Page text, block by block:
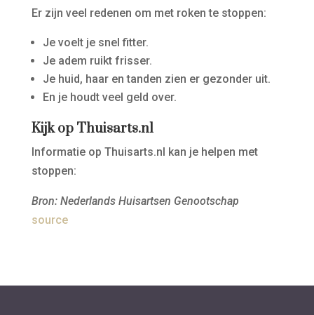
Er zijn veel redenen om met roken te stoppen:
Je voelt je snel fitter.
Je adem ruikt frisser.
Je huid, haar en tanden zien er gezonder uit.
En je houdt veel geld over.
Kijk op Thuisarts.nl
Informatie op Thuisarts.nl kan je helpen met
stoppen:
Bron: Nederlands Huisartsen Genootschap
source